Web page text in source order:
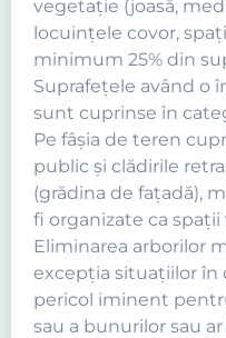
vegetaţie (joasă,
locuinţele covor,
minimum 25% din
Suprafeţele având o
sunt cuprinse în
Pe fâşia de teren
public şi clădirile
(grădina de faţadă),
fi organizate ca spaţii
Eliminarea arborilor
excepţia situaţiilor în
pericol iminent
sau a bunurilor sau